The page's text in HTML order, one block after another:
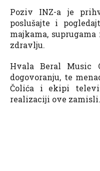
Poziv INZ-a je
poslušajte i
majkama,
zdravlju.
Hvala Beral Music
dogovoranju, te
Čolića i ekipi
realizaciji ove zamisli.